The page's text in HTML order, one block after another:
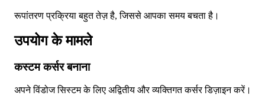
रूपांतरण प्रक्रिया बहुत तेज़ है, जिससे आपका समय बचता है।
उपयोग के मामले
कस्टम कर्सर बनाना
अपने विंडोज सिस्टम के लिए अद्वितीय और व्यक्तिगत कर्सर डिज़ाइन करें।